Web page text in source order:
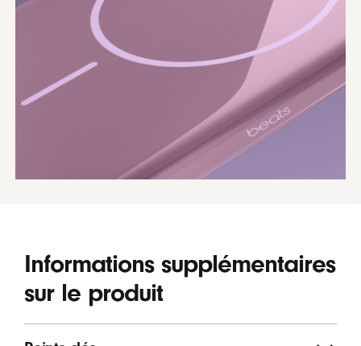
Informations supplémentaires
sur le produit